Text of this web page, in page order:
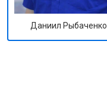
Даниил Рыбаченко